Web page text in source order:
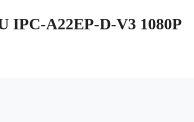
IPC-A22EP-D-V3 1080P